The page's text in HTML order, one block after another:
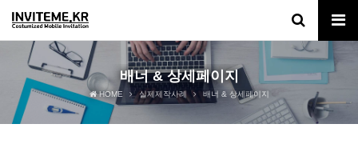
배너 & 상세페이지
HOME 실제제작사례 배너 & 상세페이지